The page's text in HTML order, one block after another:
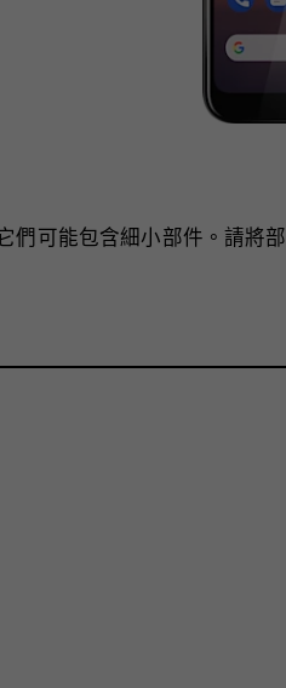
們可能包含細小部件。請將